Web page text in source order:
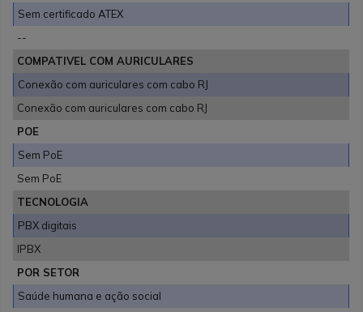
Sem certificado ATEX
--
COMPATIVEL COM AURICULARES
Conexão com auriculares com cabo RJ
Conexão com auriculares com cabo RJ
POE
Sem PoE
Sem PoE
TECNOLOGIA
PBX digitais
IPBX
POR SETOR
Saúde humana e ação social